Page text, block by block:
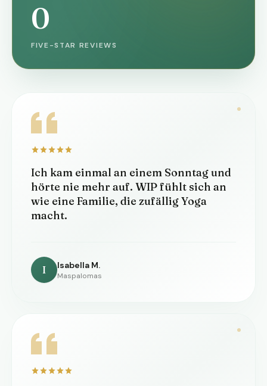
0
FIVE-STAR REVIEWS
Ich kam einmal an einem Sonntag und
hörte nie mehr auf. WIP fühlt sich an
wie eine Familie, die zufällig Yoga
macht.
I Isabella M.
Maspalomas